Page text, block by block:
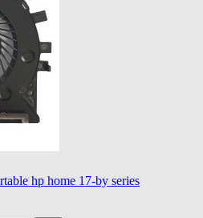
hp home 17-by series